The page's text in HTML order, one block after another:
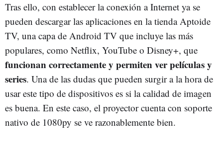
Tras ello, con establecer la conexión a Internet ya se
pueden descargar las aplicaciones en la tienda Aptoide
TV, una capa de Android TV que incluye las más
populares, como Netflix, YouTube o Disney+, que
funcionan correctamente y permiten ver películas y
series. Una de las dudas que pueden surgir a la hora de
usar este tipo de dispositivos es si la calidad de imagen
es buena. En este caso, el proyector cuenta con soporte
nativo de 1080py se ve razonablemente bien.